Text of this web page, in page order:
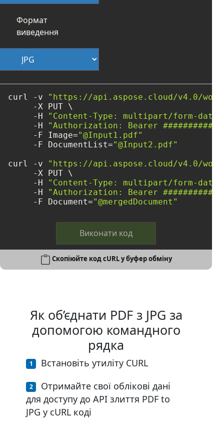
Формат
виведення
curl -v
"https://api.aspose.cloud/v4.0/
     -X PUT \
     -H
"Content-Type: multipart/form-data"
     -H
"Authorization: Bearer
     -F Image=
"@Input1.pdf"
     -F DocumentList=
"@Input2.pdf"
curl -v
"https://api.aspose.cloud/v4.0/
     -X PUT \
     -H
"Content-Type: multipart/form-data"
     -H
"Authorization: Bearer
     -F Document=
"@mergedDocument"
Виконати код
Скопіюйте код cURL у буфер обміну
Як об’єднати PDF з JPG за
допомогою командного
рядка
Встановіть утиліту CURL
Отримайте свої облікові дані
для доступу до API злиття PDF to
JPG у cURL коді